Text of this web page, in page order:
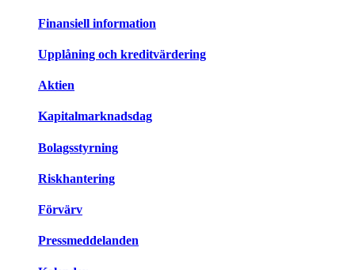
Finansiell information
Upplåning och kreditvärdering
Aktien
Kapitalmarknadsdag
Bolagsstyrning
Riskhantering
Förvärv
Pressmeddelanden